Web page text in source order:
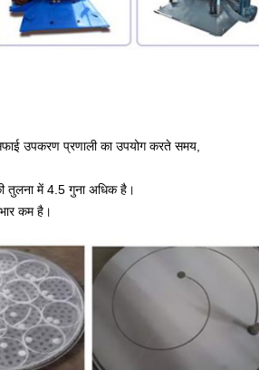
उपकरण प्रणाली का उपयोग करते समय,
तुलना में 4.5 गुना अधिक है।
कम है।